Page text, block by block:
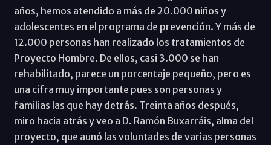
años, hemos atendido a más de 20.000 niños y
adolescentes en el programa de prevención. Y más de
12.000 personas han realizado los tratamientos de
Proyecto Hombre. De ellos, casi 3.000 se han
rehabilitado, parece un porcentaje pequeño, pero es
una cifra muy importante pues son personas y
familias las que hay detrás. Treinta años después,
miro hacia atrás y veo a D. Ramón Buxarráis, alma del
proyecto, que aunó las voluntades de varias personas